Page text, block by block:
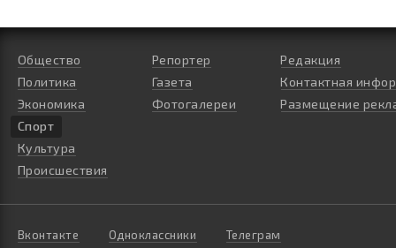
Общество
Политика
Экономика
Спорт
Культура
Происшествия
Репортер
Газета
Фотогалереи
Редакция
Контактная
Размещение
Вконтакте Одноклассники Телеграм